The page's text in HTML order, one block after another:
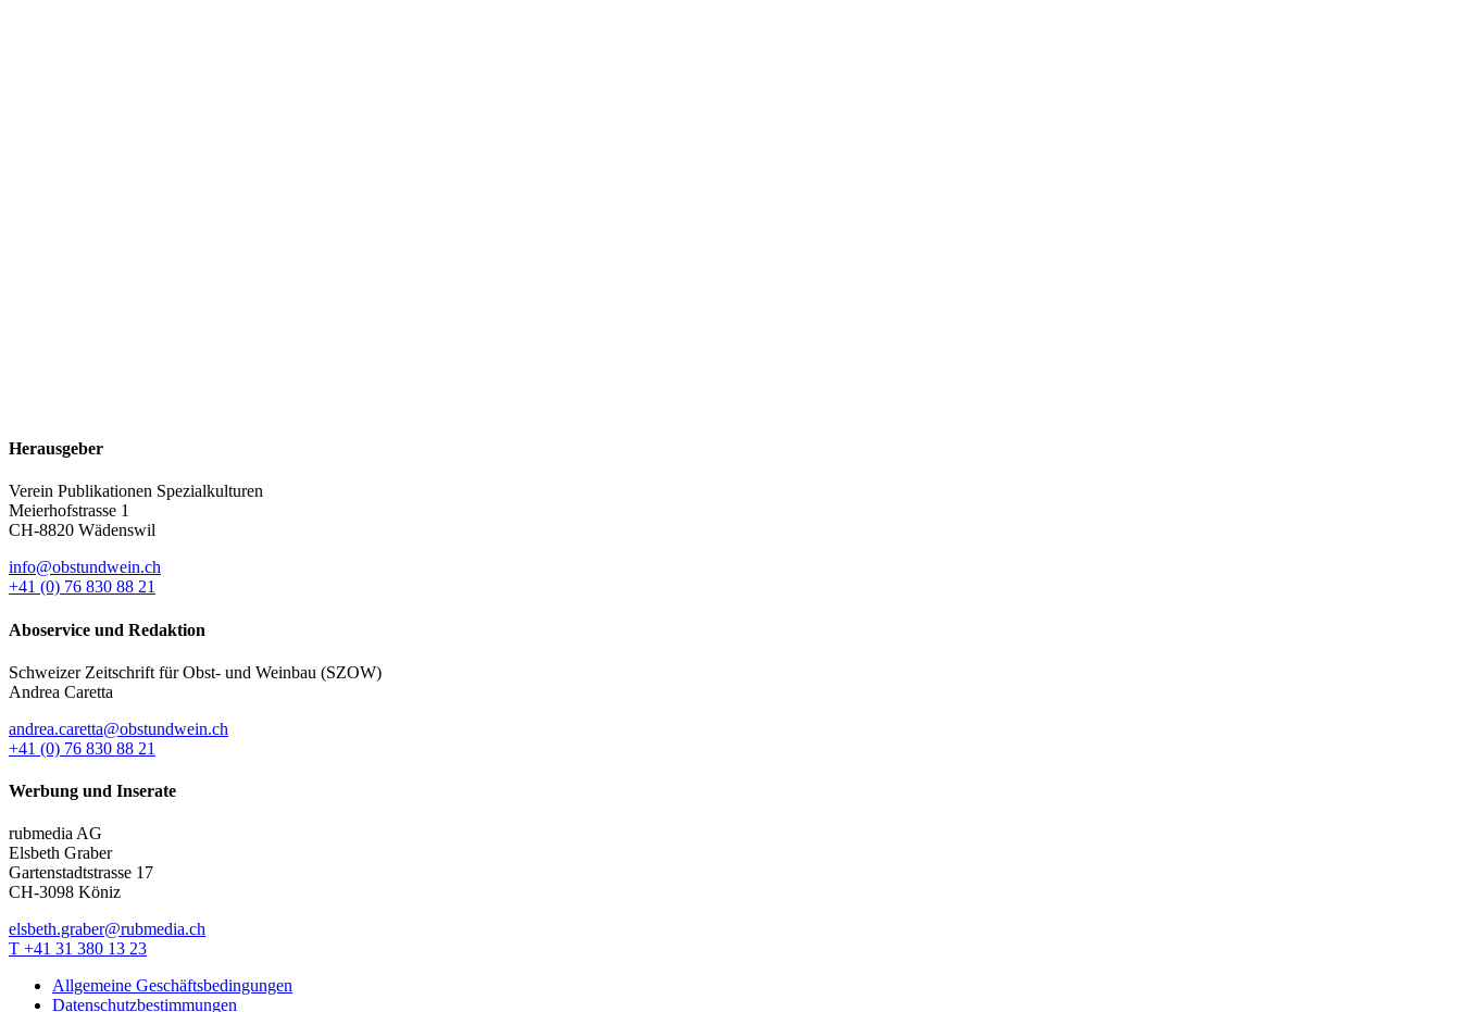
Herausgeber
Verein Publikationen Spezialkulturen
Meierhofstrasse 1
CH-8820 Wädenswil
info@obstundwein.ch
+41 (0) 76 830 88 21
Aboservice und Redaktion
Schweizer Zeitschrift für Obst- und Weinbau (SZOW)
Andrea Caretta
andrea.caretta@obstundwein.ch
+41 (0) 76 830 88 21
Werbung und Inserate
rubmedia AG
Elsbeth Graber
Gartenstadtstrasse 17
CH-3098 Köniz
elsbeth.graber@rubmedia.ch
T +41 31 380 13 23
Allgemeine Geschäftsbedingungen
Datenschutzbestimmungen